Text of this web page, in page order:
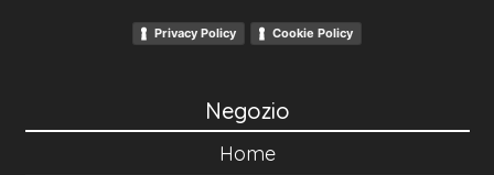
Privacy Policy Cookie Policy
Negozio
Home